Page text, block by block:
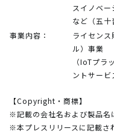
スイノベ
など（五十
事業内容：
ライセン
ル）事業
（IoTプラ
ントサービ
【Copyright・商標】
※記載の会社名および製品名
※本プレスリリースに記載さ